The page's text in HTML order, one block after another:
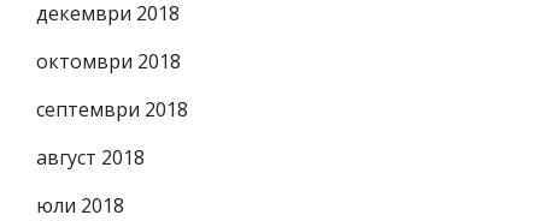
декември 2018
октомври 2018
септември 2018
август 2018
юли 2018